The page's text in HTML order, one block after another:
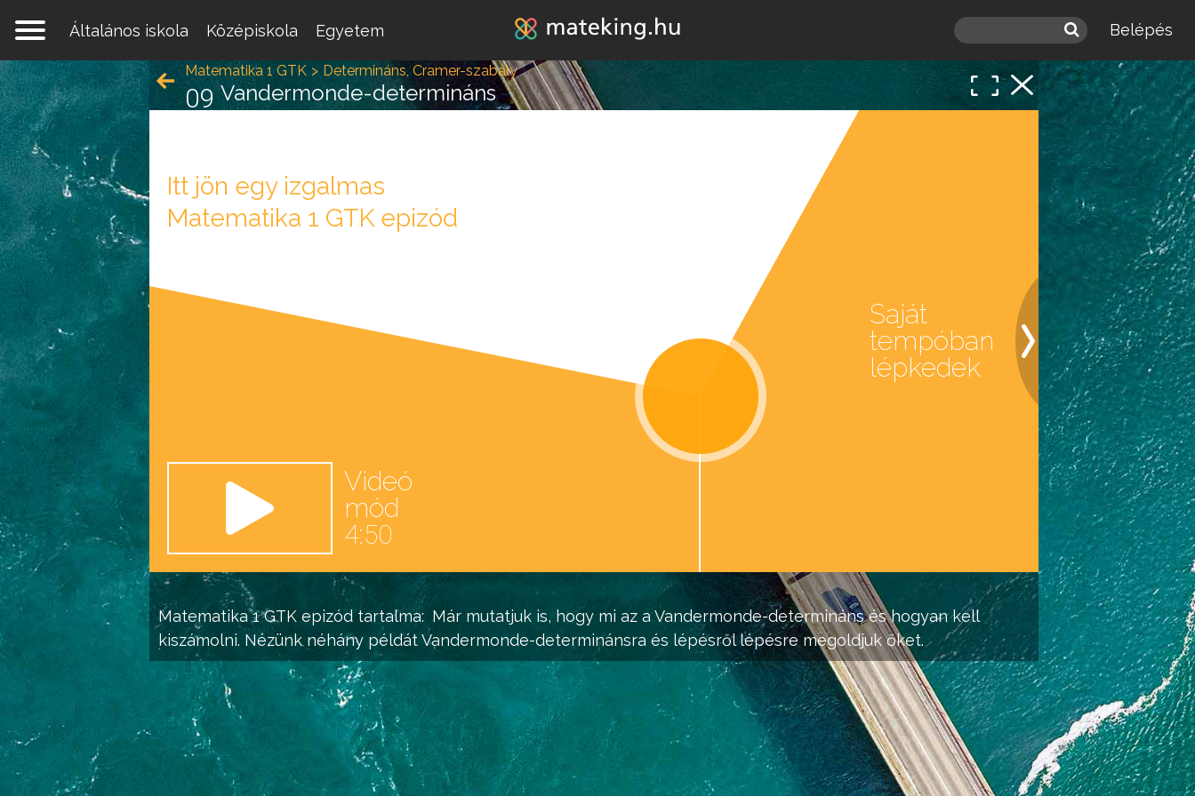
Jump to navigation
Általános iskola
Középiskola Egyetem Belépés
Matematika 1 GTK epizód tartalma: Már mutatjuk is, hogy mi az a Vandermonde-determináns és hogyan kell
kiszámolni. Nézünk néhány példát Vandermonde-determinánsra és lépésről lépésre megoldjuk őket.
Matematika 1 GTK Determináns, Cramer-szabály
Vandermonde-determináns
09
Itt jön egy izgalmas
Matematika 1 GTK epizód
Videó
mód
4:50
Saját
tempóban
lépkedek